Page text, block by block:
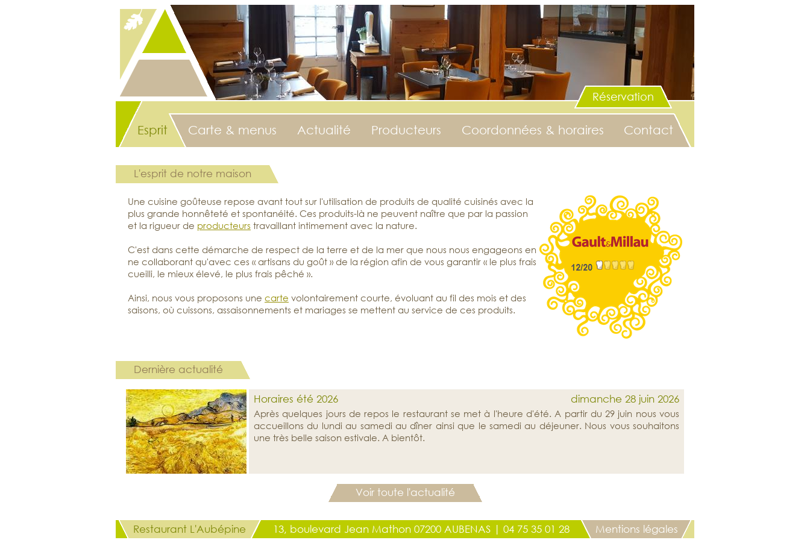
Réservation
Esprit Carte & menus Actualité Producteurs Coordonnées & horaires Contact
L'esprit de notre maison
Une cuisine goûteuse repose avant tout sur l'utilisation de produits de qualité cuisinés avec la
plus grande honnêteté et spontanéité. Ces produits-là ne peuvent naître que par la passion
et la rigueur de producteurs travaillant intimement avec la nature.
C'est dans cette démarche de respect de la terre et de la mer que nous nous engageons en
ne collaborant qu'avec ces
artisans du goût de la région afin de vous garantir
le plus frais
cueilli, le mieux élevé, le plus frais pêché .
Ainsi, nous vous proposons une carte volontairement courte, évoluant au fil des mois et des
saisons, où cuissons, assaisonnements et mariages se mettent au service de ces produits.
Dernière actualité
Horaires été 2026 dimanche 28 juin 2026
Après quelques jours de repos le restaurant se met à l'heure d'été. A partir du 29 juin nous vous
accueillons du lundi au samedi au dîner ainsi que le samedi au déjeuner. Nous vous souhaitons
une très belle saison estivale. A bientôt.
Voir toute l'actualité
Restaurant L'Aubépine 13, boulevard Jean Mathon 07200 AUBENAS | 04 75 35 01 28 Mentions légales